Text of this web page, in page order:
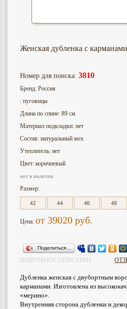
Женская дубленка с
Номер для поиска: 3810
Бренд: Россия
: пуговицы
Длина по спине: 89 см
Материал подкладки: нет
Состав: натуральный мех
Утеплитель: нет
Цвет: коричневый
нет в наличии
Размер:
42 44 46 48
Цена: от 39020 руб.
Поделиться…
ПОДРОБНОЕ ОПИСАНИЕ
Дубленка женская с двубортным
карманами. Изготовлена из
«мерино».
Внутренняя сторона дубленки и